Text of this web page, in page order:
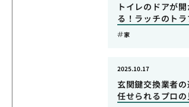
トイレのドアが
る！ラッチのトラ
家
玄関鍵交換業者
任せられるプロ
2025.10.17